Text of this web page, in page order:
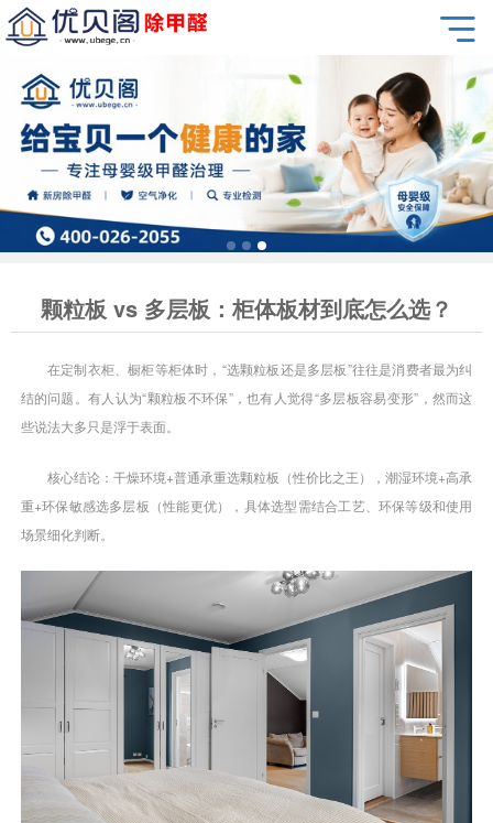
颗粒板 vs 多层板：柜体板材到底怎么选？
在定制衣柜、橱柜等柜体时，“选颗粒板还是多层板”往往是消费者最为纠
结的问题。有人认为“颗粒板不环保”，也有人觉得“多层板容易变形”，然而这
些说法大多只是浮于表面。
核心结论：干燥环境+普通承重选颗粒板（性价比之王），潮湿环境+高承
重+环保敏感选多层板（性能更优），具体选型需结合工艺、环保等级和使用
场景细化判断。